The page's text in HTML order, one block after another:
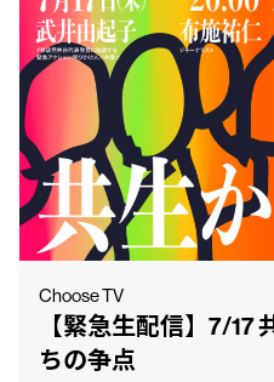
Choose TV
【緊急生配信】7/17
ちの争点